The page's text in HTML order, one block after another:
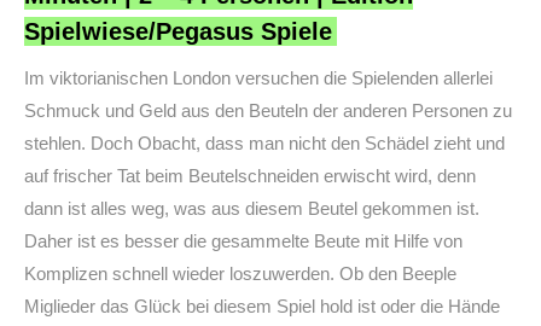
Spielwiese/Pegasus Spiele
Im viktorianischen London versuchen die Spielenden allerlei
Schmuck und Geld aus den Beuteln der anderen Personen zu
stehlen. Doch Obacht, dass man nicht den Schädel zieht und
auf frischer Tat beim Beutelschneiden erwischt wird, denn
dann ist alles weg, was aus diesem Beutel gekommen ist.
Daher ist es besser die gesammelte Beute mit Hilfe von
Komplizen schnell wieder loszuwerden. Ob den Beeple
Miglieder das Glück bei diesem Spiel hold ist oder die Hände